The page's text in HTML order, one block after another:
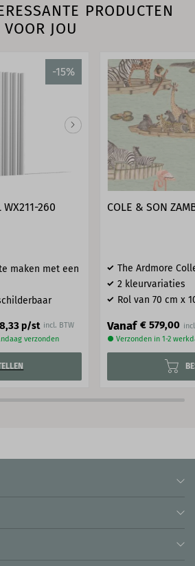
PRODUCTEN
VOOR JOU
-15%
WX211-260
maken met een
p/st incl. BTW
verzonden
COLE & SON
The Ardmore
2 kleurvariaties
Rol van 70 cm x
Vanaf € 579,00
● Verzonden in 1-2